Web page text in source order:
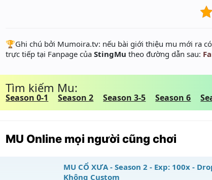
️🏆Ghi chú bởi Mumoira.tv: nếu bài giới thiệu mu mới ra
trực tiếp tại Fanpage củaStingMu theo đường dẫn sau:
Tìm kiếm Mu:
Season 0-1 Season 2 Season 3-5 Season 6
MU Online mọi người cũng chơi
MU CỔ XƯA - Season 2 - Exp: 100x -
Không Custom